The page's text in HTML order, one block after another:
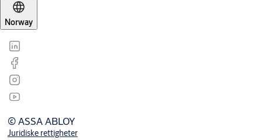
Norway
© ASSA ABLOY
Juridiske rettigheter